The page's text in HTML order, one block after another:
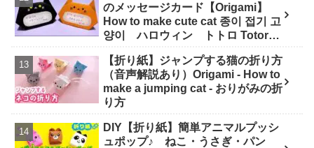
のメッセージカード【Origami】
How to make cute cat 종이 접기 고
양이 ハロウィン トトロ Totoro
channel
【折り紙】ジャンプする猫の折り方
（音声解説あり）Origami - How to
make a jumping cat - おりがみの折
り方
DIY【折り紙】簡単アニマルプッシ
ュポップ♪ ねこ・うさぎ・パン